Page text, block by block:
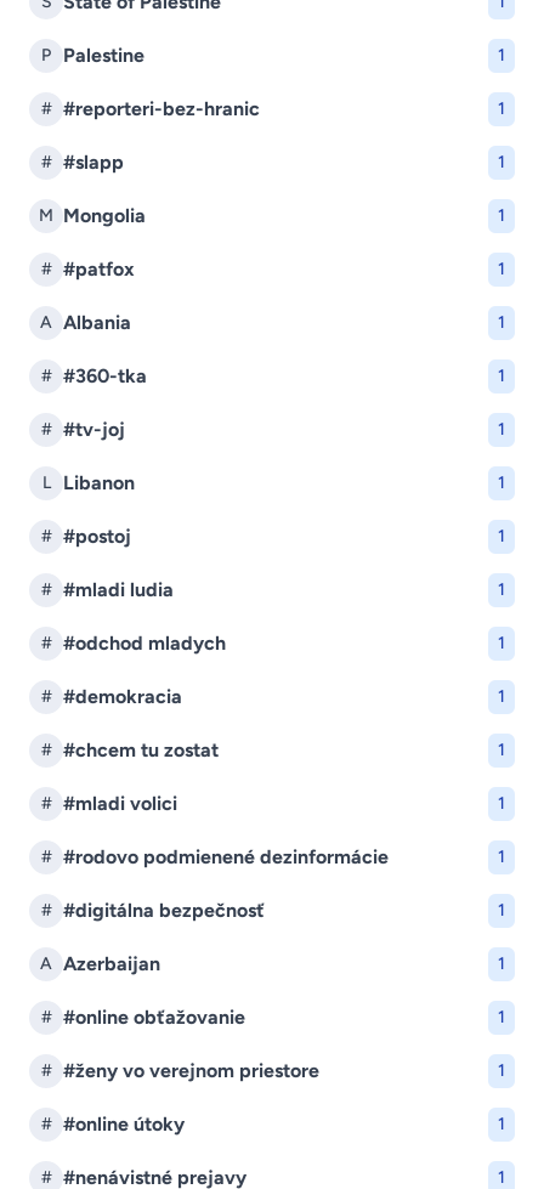
P Palestine 1
# #reporteri-bez-hranic 1
# #slapp 1
M Mongolia 1
# #patfox 1
A Albania 1
# #360-tka 1
# #tv-joj 1
L Libanon 1
# #postoj 1
# #mladi ludia 1
# #odchod mladych 1
# #demokracia 1
# #chcem tu zostat 1
# #mladi volici 1
# #rodovo podmienené dezinformácie 1
# #digitálna bezpečnosť 1
A Azerbaijan 1
# #online obťažovanie 1
# #ženy vo verejnom priestore 1
# #online útoky 1
# #nenávistné prejavy 1